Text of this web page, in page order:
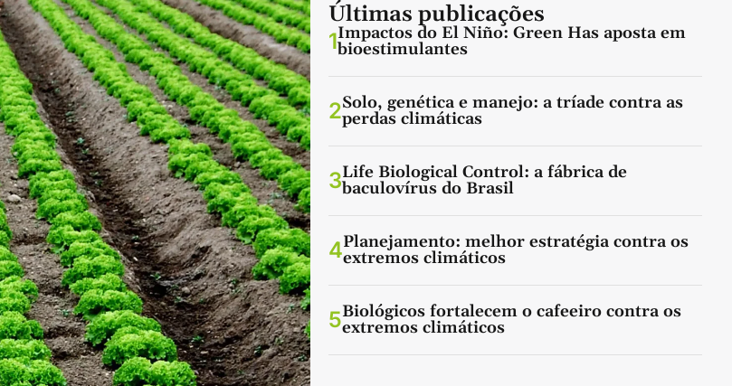
Últimas publicações
1Impactos do El Niño: Green Has aposta em
bioestimulantes
2Solo, genética e manejo: a tríade contra as
perdas climáticas
3Life Biological Control: a fábrica de
baculovírus do Brasil
4Planejamento: melhor estratégia contra os
extremos climáticos
5Biológicos fortalecem o cafeeiro contra os
extremos climáticos